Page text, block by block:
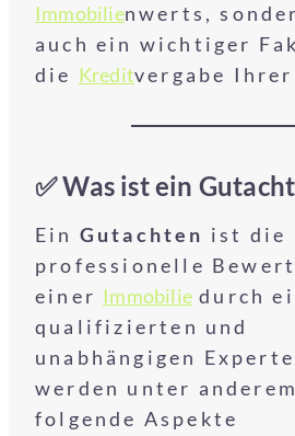
Immobilienwerts,
auch ein wichtiger
die Kreditvergabe Ihrer
✅ Was ist ein
Ein Gutachten ist die
professionelle
einer Immobilie durch
qualifizierten und
unabhängigen
werden unter anderem
folgende Aspekte